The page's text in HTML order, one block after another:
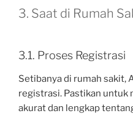
3. Saat di Rumah
3.1. Proses Registrasi
Setibanya di rumah sakit,
registrasi. Pastikan untuk
akurat dan lengkap